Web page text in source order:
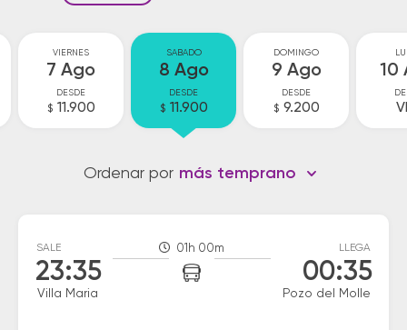
VIERNES
7 Ago
DESDE
$ 11.900
SABADO
8 Ago
DESDE
$ 11.900
DOMINGO
9 Ago
DESDE
$ 9.200
10
Ordenar por más temprano
SALE
23:35
Villa Maria
01h 00m LLEGA
00:35
Pozo del Molle